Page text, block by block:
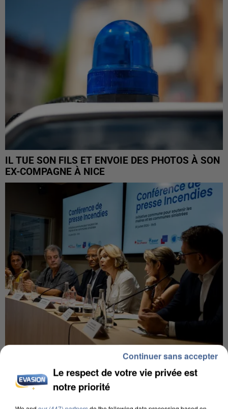
IL TUE SON FILS ET ENVOIE DES PHOTOS À SON
EX-COMPAGNE À NICE
INCENDIES : L’ÎLE-DE-FRANCE LANCE UN ÉLAN
DE SOLIDARITÉ AVEC LES...
Le respect de votre vie privée est
notre priorité
Continuer sans accepter